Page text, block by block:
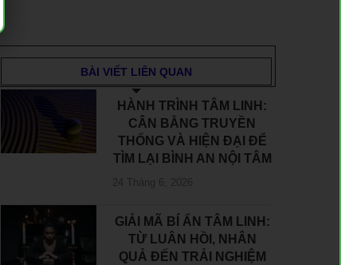
BÀI VIẾT LIÊN QUAN
HÀNH TRÌNH TÂM LINH:
CÂN BẰNG TRUYỀN
THỐNG VÀ HIỆN ĐẠI ĐỂ
TÌM LẠI BÌNH AN NỘI TÂM
24 Tháng 6, 2026
GIẢI MÃ BÍ ẨN TÂM LINH:
TỪ LUÂN HỒI, NHÂN
QUẢ ĐẾN TRẢI NGHIỆM